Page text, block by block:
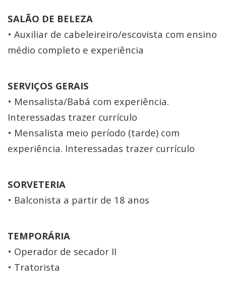
SALÃO DE BELEZA
• Auxiliar de cabeleireiro/escovista com ensino
médio completo e experiência
SERVIÇOS GERAIS
• Mensalista/Babá com experiência.
Interessadas trazer currículo
• Mensalista meio período (tarde) com
experiência. Interessadas trazer currículo
SORVETERIA
• Balconista a partir de 18 anos
TEMPORÁRIA
• Operador de secador II
• Tratorista